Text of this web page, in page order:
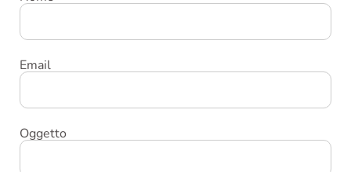
Email
Oggetto